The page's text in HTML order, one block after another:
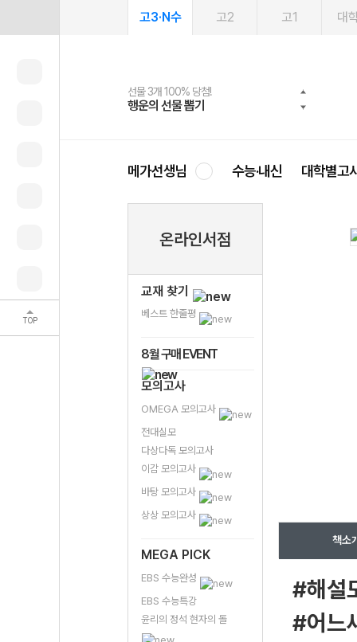
TOP
고3·N수 고2 고1 대
선물 3개 100% 당첨!
행운의 선물 뽑기
선물 100% 증정!
메가스터디 X 올리브
여름방학 스터디 캐시백
메가런 썸머스쿨
2027 러셀 단과
강사 공개선발
스마트러닝앱
설문 EVENT
메가패스
3일 무료 체험권
메가패스 수강생 무료혜택!
메가클럽 멤버십
사회공헌 캠페인
희망이룸 메가나눔
메가선생님 수능·내신 대학별고
온라인서점
교재 찾기
베스트 한줄평
8월 구매 EVENT
모의고사
OMEGA 모의고사
전대실모
다상다독 모의고사
이감 모의고사
바탕 모의고사
상상 모의고사
MEGA PICK
EBS 수능완성
EBS 수능특강
윤리의 정석 현자의 돌
책소
#해설
#어느